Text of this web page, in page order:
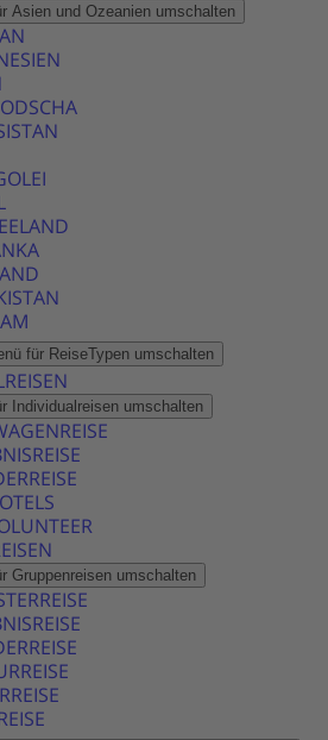
Asien und Ozeanien umschalten
für ReiseTypen umschalten
Individualreisen umschalten
Gruppenreisen umschalten